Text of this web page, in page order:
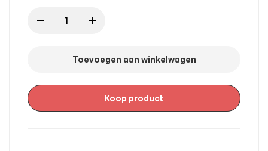
Toevoegen aan winkelwagen
Koop product